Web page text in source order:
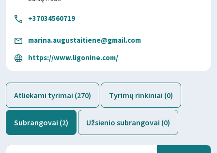
+37034560719
marina.augustaitiene@gmail.com
https://www.ligonine.com/
Atliekami tyrimai (270) Tyrimų rinkiniai (0)
Subrangovai (2) Užsienio subrangovai (0)